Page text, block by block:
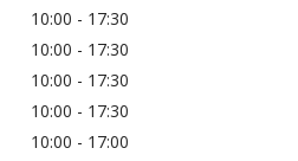
10:00 - 17:30
10:00 - 17:30
10:00 - 17:30
10:00 - 17:30
10:00 - 17:00